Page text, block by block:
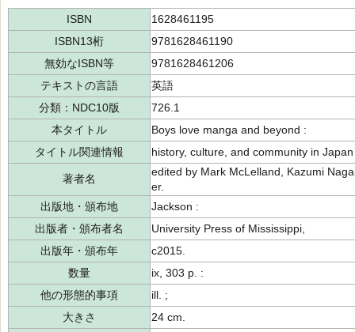
ISBN
1628461195
ISBN13桁
9781628461190
無効なISBN等
9781628461206
テキストの言語
英語
分類：NDC10版
726.1
本タイトル
Boys love manga and beyond :
タイトル関連情報
history, culture, and community in
著者名
edited by Mark McLelland, Kazumi
er.
出版地・頒布地
Jackson :
出版者・頒布者名
University Press of Mississippi,
出版年・頒布年
c2015.
数量
ix, 303 p. :
他の形態的事項
ill. ;
大きさ
24 cm.